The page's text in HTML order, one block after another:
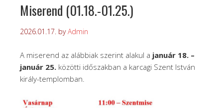
Miserend (01.18.-01.25.)
2026.01.17. byAdmin
A miserend az alábbiak szerint alakul a január 18. –
január 25. közötti időszakban a karcagi Szent István
király-templomban.